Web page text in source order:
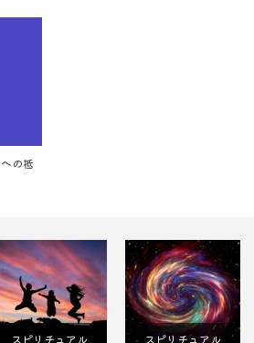
の抵
スピリチュアル スピリチュアル